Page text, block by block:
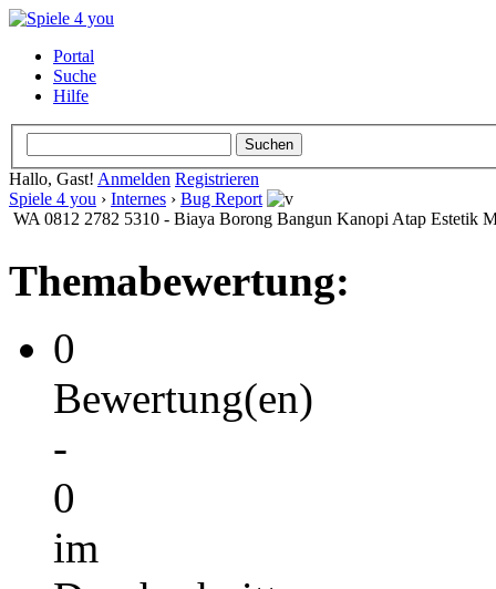
Portal
Suche
Hilfe
Hallo, Gast! Anmelden Registrieren
Spiele 4 you › Internes › Bug Report
WA 0812 2782 5310 - Biaya Borong Bangun Kanopi Atap Estetik
Themabewertung:
0
Bewertung(en)
-
0
im